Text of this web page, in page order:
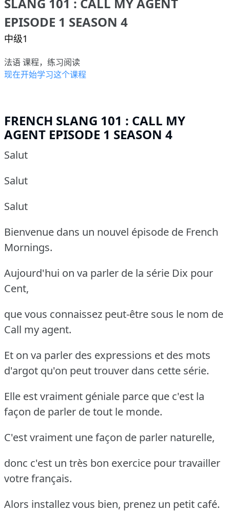
SLANG 101 : CALL MY AGENT
EPISODE 1 SEASON 4
中级1
法语 课程，练习阅读
现在开始学习这个课程
FRENCH SLANG 101 : CALL MY
AGENT EPISODE 1 SEASON 4
Salut
Salut
Salut
Bienvenue dans un nouvel épisode de French
Mornings.
Aujourd'hui on va parler de la série Dix pour
Cent,
que vous connaissez peut-être sous le nom de
Call my agent.
Et on va parler des expressions et des mots
d'argot qu'on peut trouver dans cette série.
Elle est vraiment géniale parce que c'est la
façon de parler de tout le monde.
C'est vraiment une façon de parler naturelle,
donc c'est un très bon exercice pour travailler
votre français.
Alors installez vous bien, prenez un petit café.